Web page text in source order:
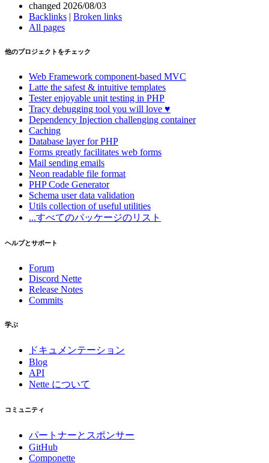
changed 2026/08/03
Backlinks | Broken links
All pages
他のプロジェクトをチェック
Web Framework component-based MVC
Latte the safest & intuitive templates
Testerenjoyable unit testing in PHP
Tracy debugging tool you will love ♥
Dependency Injection challenging container
Caching
Database layer for PHP
Forms greatly facilitates web forms
Mail sending emails
Neon readable file format
PHP Code Generator
Schema user data validation
Utils collection of useful utilities
...すべてのパッケージのリスト
ヘルプとサポート
Forum
Discord Nette
Release Notes
Commits
学ぶ
ドキュメンテーション
Blog
API
Nette について
コミュニティ
パートナーとスポンサー
GitHub
Componette